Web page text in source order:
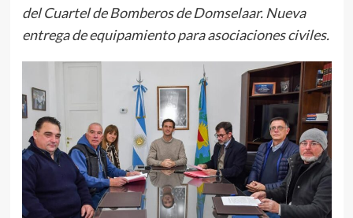
del Cuartel de Bomberos de Domselaar. Nueva
entrega de equipamiento para asociaciones civiles.